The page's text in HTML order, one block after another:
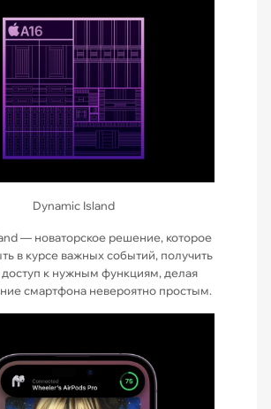
Dynamic Island
— новаторское решение, которое
в курсе важных событий, получить
к нужным функциям, делая
смартфона невероятно простым.